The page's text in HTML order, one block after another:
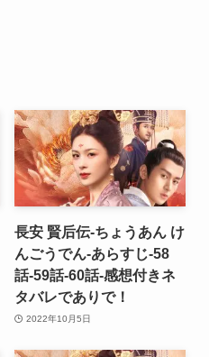
長安 賢后伝-ちょうあん け
んごうでん-あらすじ-58
話-59話-60話-感想付きネ
タバレでありで！
2022年10月5日